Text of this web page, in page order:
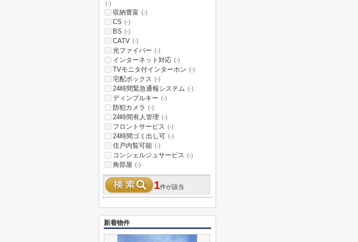
(-)
収納豊富 (-)
CS (-)
BS (-)
CATV (-)
光ファイバー (-)
インターネット対応 (-)
TVモニタ付インターホン (-)
宅配ボックス (-)
24時間緊急通報システム (-)
ディンプルキー (-)
防犯カメラ (-)
24時間有人管理 (-)
フロントサービス (-)
24時間ゴミ出し可 (-)
住戸内覧可能 (-)
コンシェルジュサービス (-)
角部屋 (-)
1件が該当
新着物件